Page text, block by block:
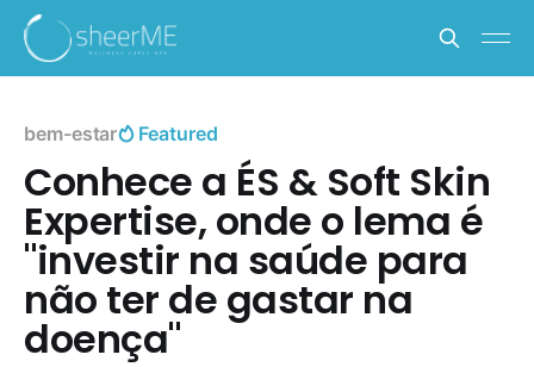
bem-estar Featured
Conhece a ÉS & Soft Skin
Expertise, onde o lema é
"investir na saúde para
não ter de gastar na
doença"